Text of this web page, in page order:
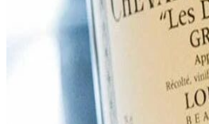
名庄
品鉴专栏
美食
投资收藏
留学教育
名庄